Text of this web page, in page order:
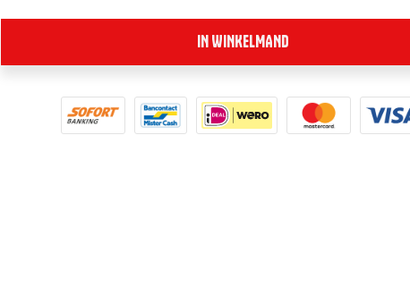
IN WINKELMAND